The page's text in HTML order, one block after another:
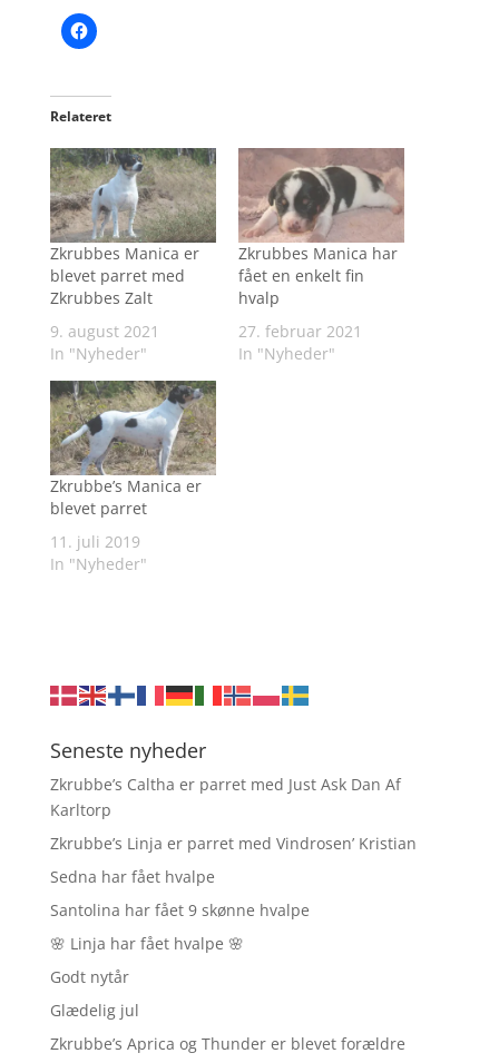
Relateret
Zkrubbes Manica er
blevet parret med
Zkrubbes Zalt
9. august 2021
In "Nyheder"
Zkrubbes Manica har
fået en enkelt fin
hvalp
27. februar 2021
In "Nyheder"
Zkrubbe’s Manica er
blevet parret
11. juli 2019
In "Nyheder"
Seneste nyheder
Zkrubbe’s Caltha er parret med Just Ask Dan Af
Karltorp
Zkrubbe’s Linja er parret med Vindrosen’ Kristian
Sedna har fået hvalpe
Santolina har fået 9 skønne hvalpe
🌸 Linja har fået hvalpe 🌸
Godt nytår
Glædelig jul
Zkrubbe’s Aprica og Thunder er blevet forældre